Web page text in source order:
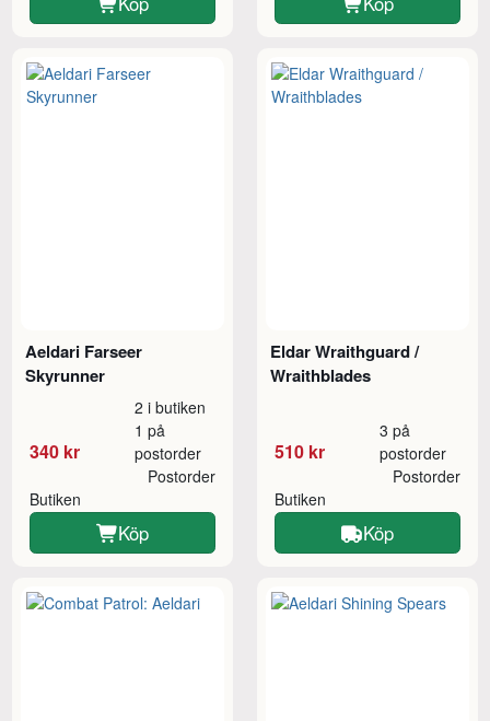
Aeldari Farseer
Skyrunner
340 kr
2 i butiken
1 på
postorder
Butiken
Postorder
Köp
Eldar Wraithguard /
Wraithblades
510 kr
3 på
postorder
Butiken
Postorder
Köp